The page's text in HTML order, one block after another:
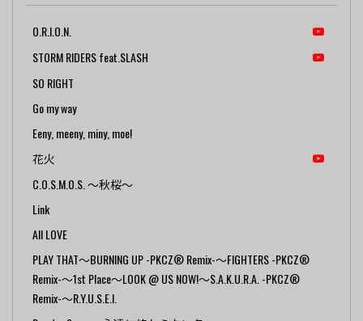
O.R.I.O.N.
STORM RIDERS feat.SLASH
SO RIGHT
Go my way
Eeny, meeny, miny, moe!
花火
C.O.S.M.O.S. ～秋桜～
Link
All LOVE
PLAY THAT～BURNING UP -PKCZ® Remix-～FIGHTERS -PKCZ®
Remix-～1st Place～LOOK @ US NOW!～S.A.K.U.R.A. -PKCZ®
Remix-～R.Y.U.S.E.I.